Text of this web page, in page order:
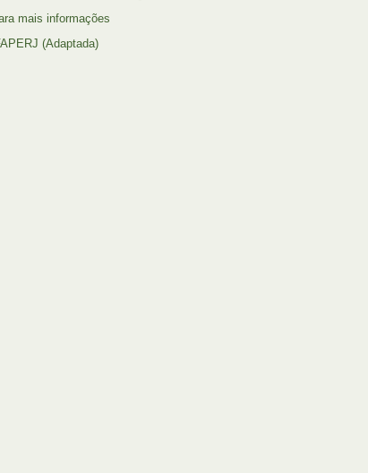
mais informações
(Adaptada)